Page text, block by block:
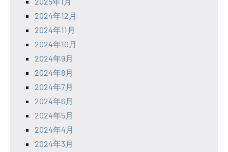
2024年12月
2024年11月
2024年10月
2024年9月
2024年8月
2024年7月
2024年6月
2024年5月
2024年4月
2024年3月